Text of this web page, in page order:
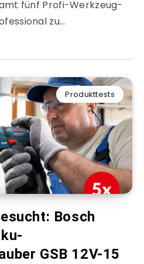
fünf Profi-Werkzeug-
zu…
Produkttests
Bosch
GSB 12V-15